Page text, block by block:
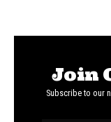
Join
Subscribe to our